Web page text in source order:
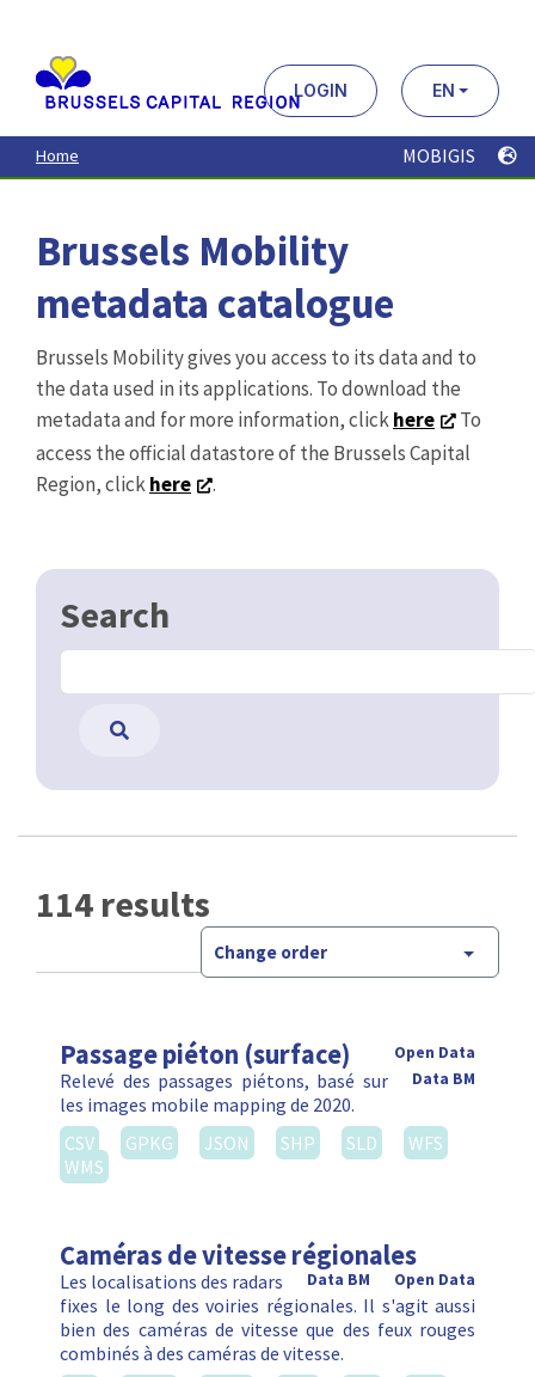
contenu
principal
LOGIN EN
Home MOBIGIS
Brussels Mobility
metadata catalogue
Brussels Mobility gives you access to its data and to
the data used in its applications. To download the
metadata and for more information, clickhere
To
access the official datastore of the Brussels Capital
Region, clickhere .
Search
114 results
Change order
Passage piéton (surface)
Open Data
Data BM
Relevé des passages piétons, basé sur
les images mobile mapping de 2020.
CSV
GPKG JSON SHP SLD
WFS
WMS
Caméras de vitesse régionales
Open Data
Data BM
Les localisations des radars
fixes le long des voiries régionales. Il s'agit aussi
bien des caméras de vitesse que des feux rouges
combinés à des caméras de vitesse.